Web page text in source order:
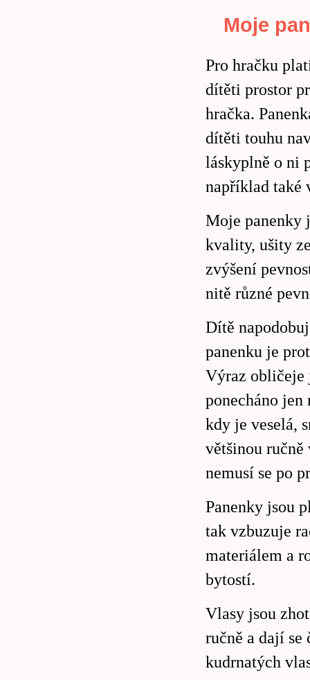
Moje
Pro hračku
dítěti prostor
hračka.
dítěti touhu
láskyplně o ni
například také
Moje panenky
kvality, ušity
zvýšení
nitě různé
Dítě
panenku je
Výraz obličeje
ponecháno
kdy je veselá,
většinou
nemusí se po
Panenky jsou
tak vzbuzuje
materiálem a
bytostí.
Vlasy jsou
ručně a dají se
kudrnatých